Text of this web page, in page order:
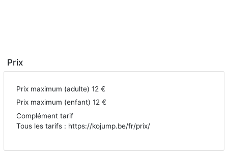
Prix
Prix maximum (adulte) 12 €
Prix maximum (enfant) 12 €
Complément tarif
Tous les tarifs : https://kojump.be/fr/prix/